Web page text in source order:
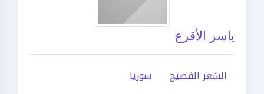
ياسر الأقرع
الشعر الفصيح سوريا